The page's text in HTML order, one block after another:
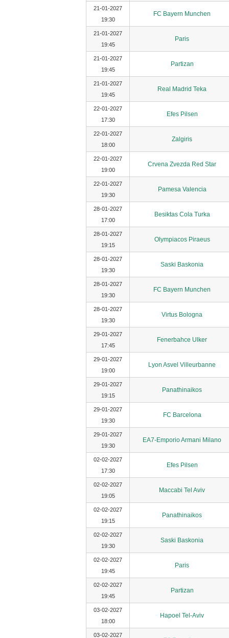
21-01-2027
19:30
FC Bayern Munchen
21-01-2027
19:45
Paris
21-01-2027
19:45
Partizan
21-01-2027
19:45
Real Madrid Teka
22-01-2027
17:30
Efes Pilsen
22-01-2027
18:00
Zalgiris
22-01-2027
19:00
Crvena Zvezda Red Star
22-01-2027
19:30
Pamesa Valencia
28-01-2027
17:00
Besiktas Cola Turka
28-01-2027
19:15
Olympiacos Piraeus
28-01-2027
19:30
Saski Baskonia
28-01-2027
19:30
FC Bayern Munchen
28-01-2027
19:30
Virtus Bologna
29-01-2027
17:45
Fenerbahce Ulker
29-01-2027
19:00
Lyon Asvel Villeurbanne
29-01-2027
19:15
Panathinaikos
29-01-2027
19:30
FC Barcelona
29-01-2027
19:30
EA7-Emporio Armani Milano
02-02-2027
17:30
Efes Pilsen
02-02-2027
19:05
Maccabi Tel Aviv
02-02-2027
19:15
Panathinaikos
02-02-2027
19:30
Saski Baskonia
02-02-2027
19:45
Paris
02-02-2027
19:45
Partizan
03-02-2027
18:00
Hapoel Tel-Aviv
03-02-2027